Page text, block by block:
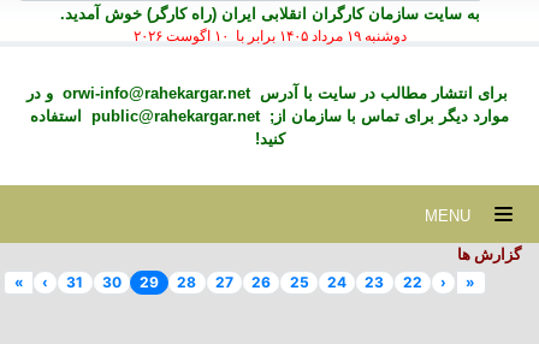
به سايت سازمان کارگران انقلابی ايران (راه کارگر) خوش آمديد.
دوشنبه ۱۹ مرداد ۱۴۰۵ برابر با ۱۰ اگوست ۲۰۲۶
برای انتشار مطالب در سايت با آدرسorwi-info@rahekargar.net و در
موارد ديگر برای تماس با سازمان از;public@rahekargar.net
استفاده
کنید!
گزارش ها
«
‹
22
23
24
25
26
27
28
29
30
31
›
»